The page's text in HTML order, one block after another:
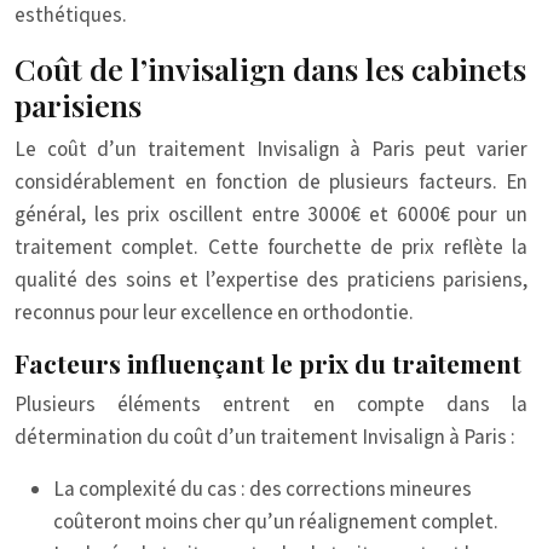
esthétiques.
Coût de l’invisalign dans les cabinets
parisiens
Le coût d’un traitement Invisalign à Paris peut varier
considérablement en fonction de plusieurs facteurs. En
général, les prix oscillent entre 3000€ et 6000€ pour un
traitement complet. Cette fourchette de prix reflète la
qualité des soins et l’expertise des praticiens parisiens,
reconnus pour leur excellence en orthodontie.
Facteurs influençant le prix du traitement
Plusieurs éléments entrent en compte dans la
détermination du coût d’un traitement Invisalign à Paris :
La complexité du cas : des corrections mineures
coûteront moins cher qu’un réalignement complet.